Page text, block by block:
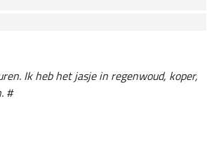
Ik heb het jasje in regenwoud, koper,
#